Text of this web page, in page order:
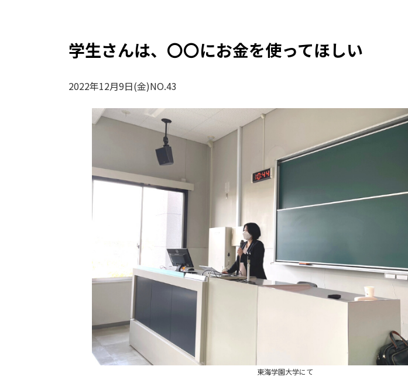
学生さんは、〇〇にお金を使ってほしい
2022年12月9日(金)NO.43
東海学園大学にて